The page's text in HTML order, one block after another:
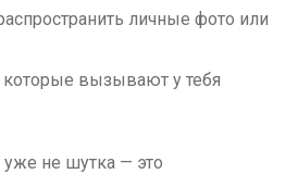
личные фото или
которые вызывают у тебя
уже не шутка — это